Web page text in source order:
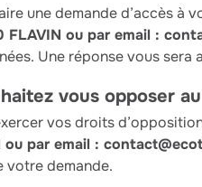
une demande d’accès à
FLAVIN ou par email :
Une réponse vous
vous opposer
vos droits
ou par email :
votre demande.